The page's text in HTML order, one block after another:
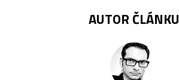
AUTOR ČLÁNKU